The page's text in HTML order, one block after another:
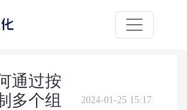
通过按
多个组
2024-01-25 15:17